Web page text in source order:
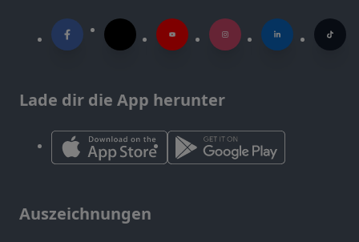
Lade dir die App herunter
Auszeichnungen